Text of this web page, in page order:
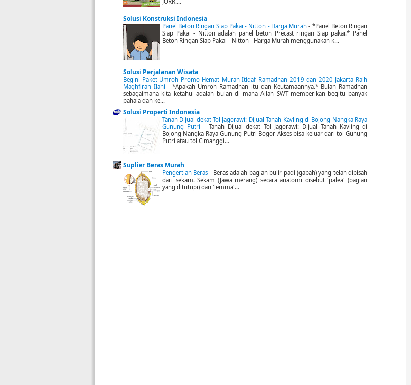
Solusi Konstruksi Indonesia
Panel Beton Ringan Siap Pakai - Nitton - Harga Murah- *Panel Beton Ringan
Siap Pakai - Nitton adalah panel beton Precast ringan Siap pakai.* Panel
Beton Ringan Siap Pakai - Nitton - Harga Murah menggunakan k...
Solusi Perjalanan Wisata
Begini Paket Umroh Promo Hemat Murah Itiqaf Ramadhan 2019 dan 2020 Jakarta Raih
Maghfirah Ilahi-*Apakah Umroh Ramadhan itu dan Keutamaannya.* Bulan Ramadhan
sebagaimana kita ketahui adalah bulan di mana Allah SWT memberikan begitu banyak
pahala dan ke...
Solusi Properti Indonesia
Tanah Dijual dekat Tol Jagorawi: Dijual Tanah Kavling di Bojong Nangka Raya
Gunung Putri- Tanah Dijual dekat Tol Jagorawi: Dijual Tanah Kavling di
Bojong Nangka Raya Gunung Putri Bogor Akses bisa keluar dari tol Gunung
Putri atau tol Cimanggi...
Suplier Beras Murah
Pengertian Beras - Beras adalah bagian bulir padi (gabah) yang telah dipisah
dari sekam. Sekam (Jawa merang) secara anatomi disebut 'palea' (bagian
yang ditutupi) dan 'lemma'...